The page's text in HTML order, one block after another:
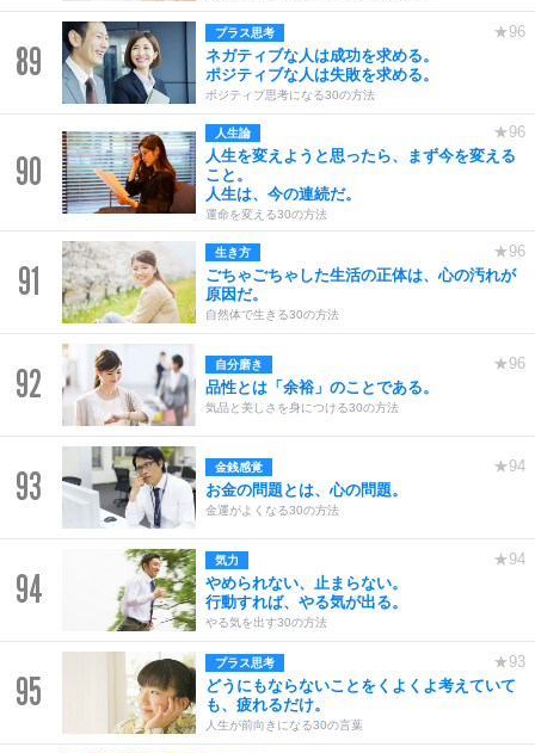
89
プラス思考
★96
ネガティブな人は成功を求める。
ポジティブな人は失敗を求める。
ポジティブ思考になる30の方法
90
人生論
★96
人生を変えようと思ったら、まず今を変える
こと。
人生は、今の連続だ。
運命を変える30の方法
91
生き方
★96
ごちゃごちゃした生活の正体は、心の汚れが
原因だ。
自然体で生きる30の方法
92 自分磨き
★96
品性とは「余裕」のことである。
気品と美しさを身につける30の方法
93 金銭感覚
★94
お金の問題とは、心の問題。
金運がよくなる30の方法
94
気力
★94
やめられない、止まらない。
行動すれば、やる気が出る。
やる気を出す30の方法
95
プラス思考
★93
どうにもならないことをくよくよ考えていて
も、疲れるだけ。
人生が前向きになる30の言葉